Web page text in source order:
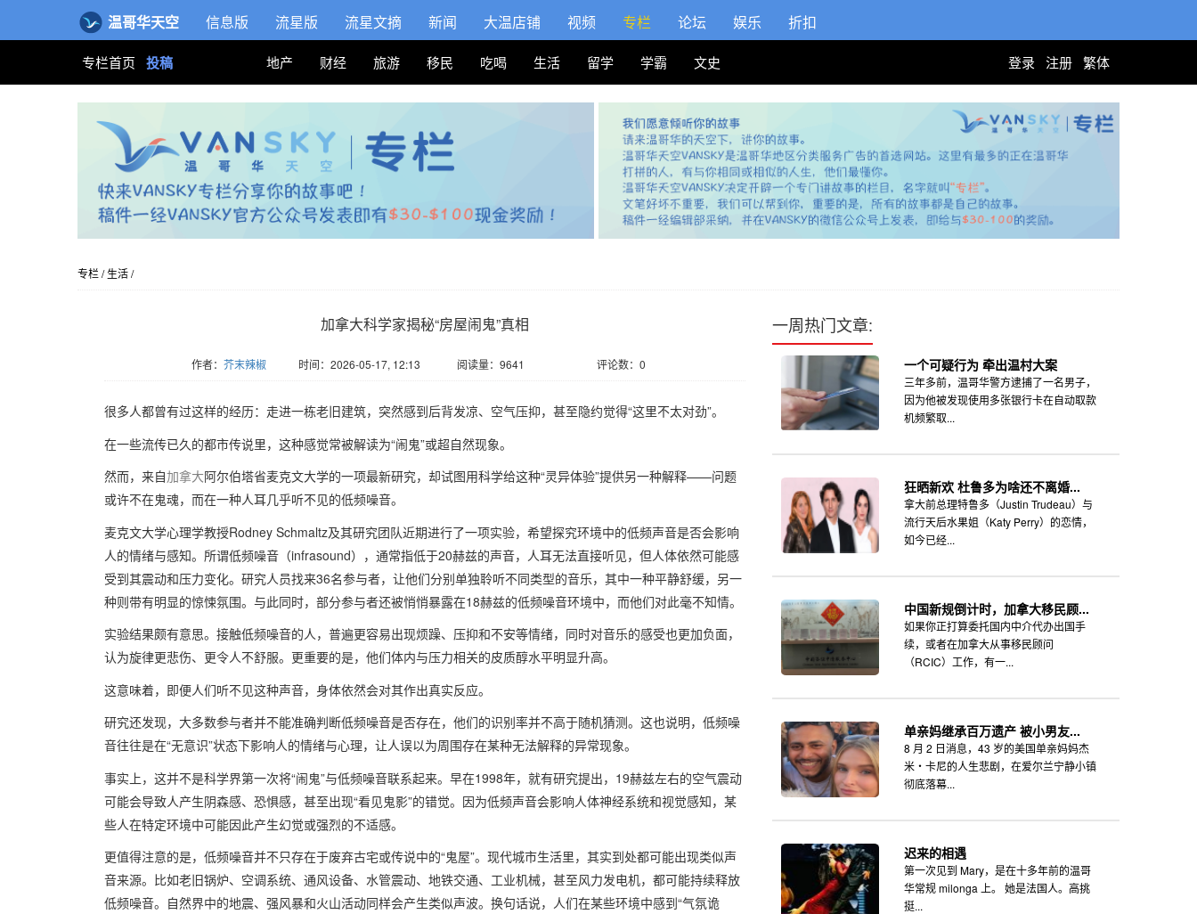
温哥华天空 信息版 流星版 流星文摘 新闻 大温店铺 视频 专栏 论坛 娱乐 折扣
专栏首页 投稿 地产 财经 旅游 移民 吃喝 生活 留学 学霸 文史 登录 注册 繁体
专栏 / 生活/
加拿大科学家揭秘“房屋闹鬼”真相
作者： 芥末辣椒 时间：2026-05-17, 12:13 阅读量：9641 评论数：0
很多人都曾有过这样的经历：走进一栋老旧建筑，突然感到后背发凉、空气压抑，甚至隐约觉得“这里不太对劲”。
在一些流传已久的都市传说里，这种感觉常被解读为“闹鬼”或超自然现象。
然而，来自加拿大阿尔伯塔省麦克文大学的一项最新研究，却试图用科学给这种“灵异体验”提供另一种解释——问题
或许不在鬼魂，而在一种人耳几乎听不见的低频噪音。
麦克文大学心理学教授Rodney Schmaltz及其研究团队近期进行了一项实验，希望探究环境中的低频声音是否会影响
人的情绪与感知。所谓低频噪音（infrasound），通常指低于20赫兹的声音，人耳无法直接听见，但人体依然可能感
受到其震动和压力变化。研究人员找来36名参与者，让他们分别单独聆听不同类型的音乐，其中一种平静舒缓，另一
种则带有明显的惊悚氛围。与此同时，部分参与者还被悄悄暴露在18赫兹的低频噪音环境中，而他们对此毫不知情。
实验结果颇有意思。接触低频噪音的人，普遍更容易出现烦躁、压抑和不安等情绪，同时对音乐的感受也更加负面，
认为旋律更悲伤、更令人不舒服。更重要的是，他们体内与压力相关的皮质醇水平明显升高。
这意味着，即便人们听不见这种声音，身体依然会对其作出真实反应。
研究还发现，大多数参与者并不能准确判断低频噪音是否存在，他们的识别率并不高于随机猜测。这也说明，低频噪
音往往是在“无意识”状态下影响人的情绪与心理，让人误以为周围存在某种无法解释的异常现象。
事实上，这并不是科学界第一次将“闹鬼”与低频噪音联系起来。早在1998年，就有研究提出，19赫兹左右的空气震动
可能会导致人产生阴森感、恐惧感，甚至出现“看见鬼影”的错觉。因为低频声音会影响人体神经系统和视觉感知，某
些人在特定环境中可能因此产生幻觉或强烈的不适感。
更值得注意的是，低频噪音并不只存在于废弃古宅或传说中的“鬼屋”。现代城市生活里，其实到处都可能出现类似声
音来源。比如老旧锅炉、空调系统、通风设备、水管震动、地铁交通、工业机械，甚至风力发电机，都可能持续释放
低频噪音。自然界中的地震、强风暴和火山活动同样会产生类似声波。换句话说，人们在某些环境中感到“气氛诡
一周热门文章:
一个可疑行为 牵出温村大案
三年多前，温哥华警方逮捕了一名男子，
因为他被发现使用多张银行卡在自动取款
机频繁取...
狂晒新欢 杜鲁多为啥还不离婚...
拿大前总理特鲁多（Justin Trudeau）与
流行天后水果姐（Katy Perry）的恋情，
如今已经...
中国新规倒计时，加拿大移民顾...
如果你正打算委托国内中介代办出国手
续，或者在加拿大从事移民顾问
（RCIC）工作，有一...
单亲妈继承百万遗产 被小男友...
8 月 2 日消息，43 岁的美国单亲妈妈杰
米・卡尼的人生悲剧，在爱尔兰宁静小镇
彻底落幕...
迟来的相遇
第一次见到 Mary，是在十多年前的温哥
华常规 milonga 上。 她是法国人。高挑
挺...